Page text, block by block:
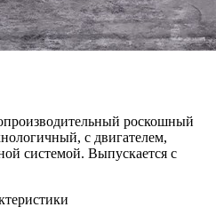
роскошный
с двигателем,
системой. Выпускается с